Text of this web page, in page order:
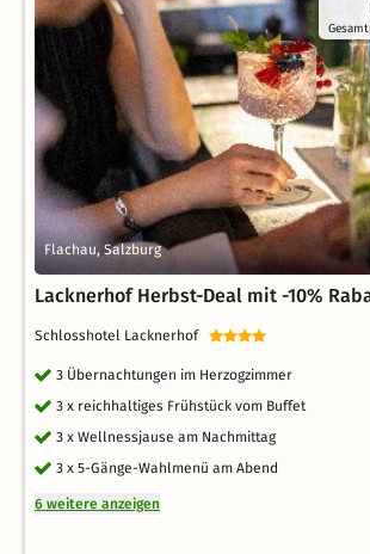
Flachau, Salzburg
Lacknerhof Herbst-Deal mit -10%
Schlosshotel Lacknerhof
3 Übernachtungen im Herzogzimmer
3 x reichhaltiges Frühstück vom Buffet
3 x Wellnessjause am Nachmittag
3 x 5-Gänge-Wahlmenü am Abend
6 weitere anzeigen